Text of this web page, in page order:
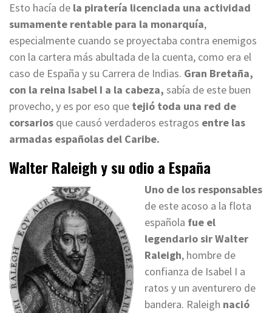
Esto hacía de la piratería licenciada una actividad
sumamente rentable para la monarquía,
especialmente cuando se proyectaba contra enemigos
con la cartera más abultada de la cuenta, como era el
caso de España y su Carrera de Indias. Gran Bretaña,
con la reina Isabel I a la cabeza, sabía de este buen
provecho, y es por eso que tejió toda una red de
corsarios que causó verdaderos estragos entre las
armadas españolas del Caribe.
Walter Raleigh y su odio a España
Uno de los responsables
de este acoso a la flota
española fue el
legendario sir Walter
Raleigh, hombre de
confianza de Isabel I a
ratos y un aventurero de
bandera. Raleigh nació